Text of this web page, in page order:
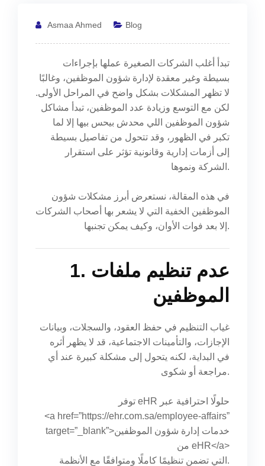
Asmaa Ahmed Blog
تبدأ أغلب الشركات الصغيرة عملها بإجراءات
بسيطة وغير معقدة لإدارة شؤون الموظفين، وغالبًا
لا تظهر المشكلات بشكل واضح في المراحل الأولى.
لكن مع التوسع وزيادة عدد الموظفين، تبدأ مشاكل
شؤون الموظفين اللي محدش بيحس بيها إلا لما
تكبر في الظهور، وقد تتحول من تفاصيل بسيطة
إلى أزمات إدارية وقانونية تؤثر على استقرار
الشركة ونموها.
في هذه المقالة، نستعرض أبرز مشكلات شؤون
الموظفين الخفية التي لا يشعر بها أصحاب الشركات
إلا بعد فوات الأوان، وكيف يمكن تجنبها.
1. عدم تنظيم ملفات
الموظفين
غياب التنظيم في حفظ العقود، والسجلات، وبيانات
الإجازات، والتأمينات الاجتماعية، قد لا يظهر أثره
في البداية، لكنه يتحول إلى مشكلة كبيرة عند أي
مراجعة أو شكوى.
توفر eHR حلولًا احترافية عبر
<a href=”https://ehr.com.sa/employee-affairs”
target=”_blank”>خدمات إدارة شؤون الموظفين
من eHR</a>
التي تضمن تنظيمًا كاملًا ومتوافقًا مع الأنظمة.